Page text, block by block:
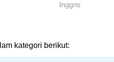
Inggris
kategori berikut: